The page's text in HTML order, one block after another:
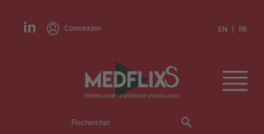
Connexion EN | FR
ÉVÉNEMENTS